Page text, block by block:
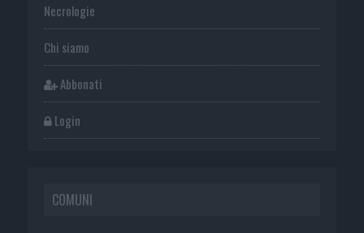
Necrologie
Chi siamo
Abbonati
Login
COMUNI